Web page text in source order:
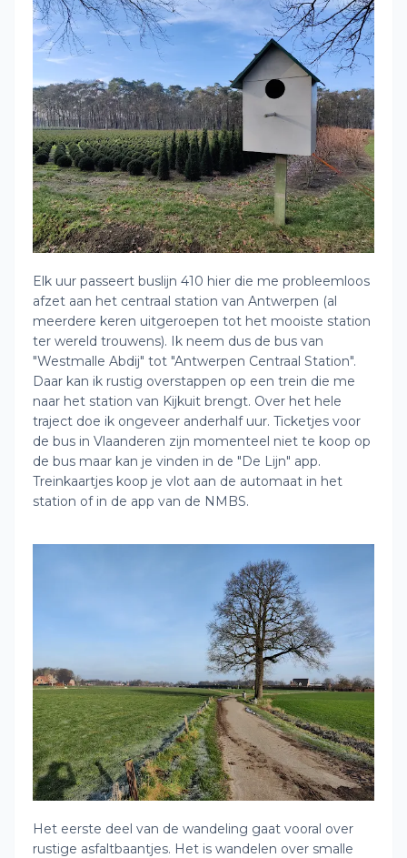
Elk uur passeert buslijn 410 hier die me probleemloos
afzet aan het centraal station van Antwerpen (al
meerdere keren uitgeroepen tot het mooiste station
ter wereld trouwens). Ik neem dus de bus van
"Westmalle Abdij" tot "Antwerpen Centraal Station".
Daar kan ik rustig overstappen op een trein die me
naar het station van Kijkuit brengt. Over het hele
traject doe ik ongeveer anderhalf uur. Ticketjes voor
de bus in Vlaanderen zijn momenteel niet te koop op
de bus maar kan je vinden in de "De Lijn" app.
Treinkaartjes koop je vlot aan de automaat in het
station of in de app van de NMBS.
Het eerste deel van de wandeling gaat vooral over
rustige asfaltbaantjes. Het is wandelen over smalle